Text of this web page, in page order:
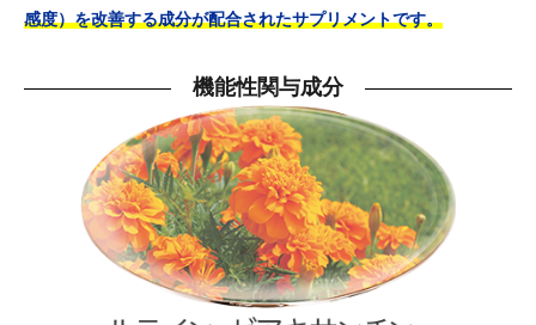
感度）を改善する成分が配合されたサプリメントです。
機能性関与成分